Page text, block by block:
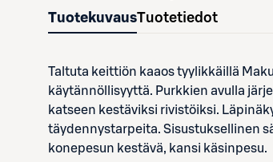
TuotekuvausTuotetiedot
Taltuta keittiön kaaos tyylikkäillä
käytännöllisyyttä. Purkkien avulla
katseen kestäviksi rivistöiksi.
täydennystarpeita. Sisustuksellinen
konepesun kestävä, kansi käsinpesu.